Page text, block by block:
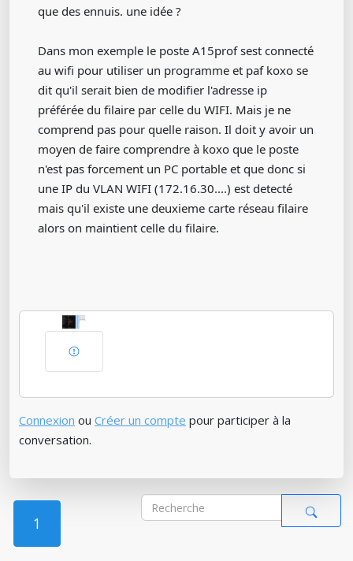
que des ennuis. une idée ?
Dans mon exemple le poste A15prof sest connecté
au wifi pour utiliser un programme et paf koxo se
dit qu'il serait bien de modifier l'adresse ip
préférée du filaire par celle du WIFI. Mais je ne
comprend pas pour quelle raison. Il doit y avoir un
moyen de faire comprendre à koxo que le poste
n'est pas forcement un PC portable et que donc si
une IP du VLAN WIFI (172.16.30....) est detecté
mais qu'il existe une deuxieme carte réseau filaire
alors on maintient celle du filaire.
Connexion ou Créer un compte pour participer à la
conversation.
1